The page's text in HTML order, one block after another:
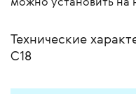
Технические
C18